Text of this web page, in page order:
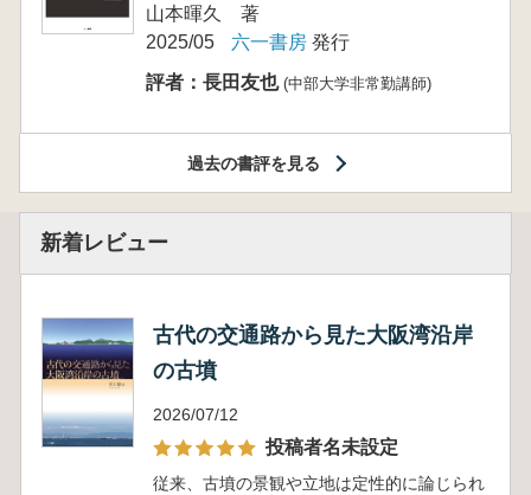
山本暉久 著
2025/05
六一書房 発行
評者：長田友也 (中部大学非常勤講師)
過去の書評を見る
新着レビュー
古代の交通路から見た大阪湾沿岸
の古墳
2026/07/12
投稿者名未設定
従来、古墳の景観や立地は定性的に論じられ